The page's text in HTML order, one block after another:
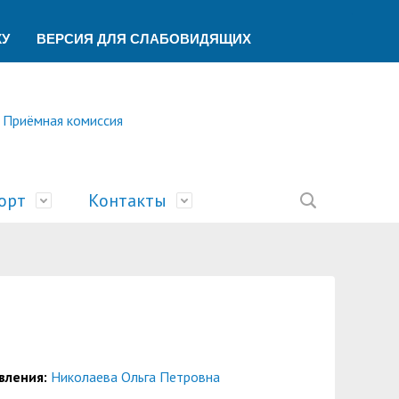
ВЕРСИЯ ДЛЯ СЛАБОВИДЯЩИХ
Приёмная комиссия
и финансового контроля
учебного процесса
образования
центр
и университеты»
Контакты
Николаева Ольга Петровна